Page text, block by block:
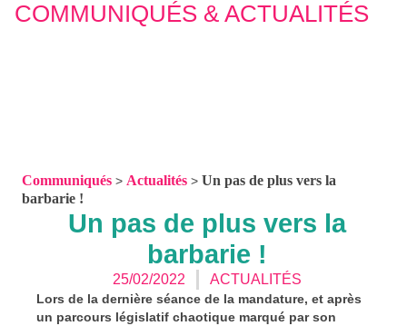
COMMUNIQUÉS & ACTUALITÉS
Communiqués > Actualités > Un pas de plus vers la
barbarie !
Un pas de plus vers la
barbarie !
25/02/2022 ACTUALITÉS
Lors de la dernière séance de la mandature, et après
un parcours législatif chaotique marqué par son